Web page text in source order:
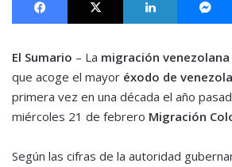
El Sumario – La migración venezolana
que acoge el mayor éxodo de
primera vez en una década el año
miércoles 21 de febrero Migración
Según las cifras de la autoridad